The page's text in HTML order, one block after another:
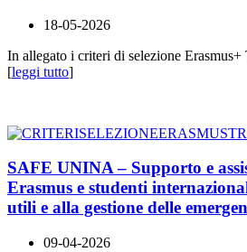
18-05-2026
In allegato i criteri di selezione Erasmus+
[leggi tutto]
SAFE UNINA – Supporto e
Erasmus e studenti
utili e alla gestione delle
09-04-2026